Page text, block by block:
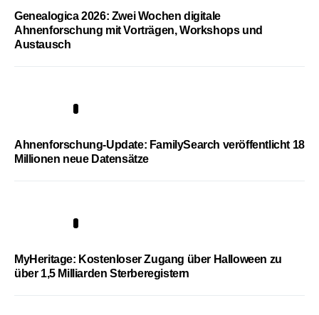
Genealogica 2026: Zwei Wochen digitale
Ahnenforschung mit Vorträgen, Workshops und
Austausch
Ahnenforschung-Update: FamilySearch veröffentlicht 18
Millionen neue Datensätze
MyHeritage: Kostenloser Zugang über Halloween zu
über 1,5 Milliarden Sterberegistern